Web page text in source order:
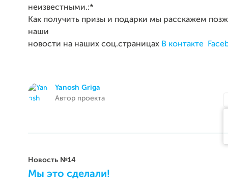
неизвестными.:*
Как получить призы и подарки мы расскажем
наши
новости на наших соц.страницах В контакте
Yanosh Griga
Автор проекта
Новость №14
Мы это сделали!